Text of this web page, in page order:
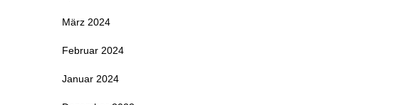
März 2024
Februar 2024
Januar 2024